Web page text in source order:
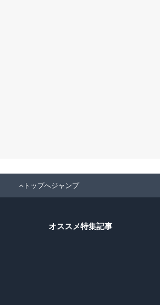
トップへジャンプ
オススメ特集記事